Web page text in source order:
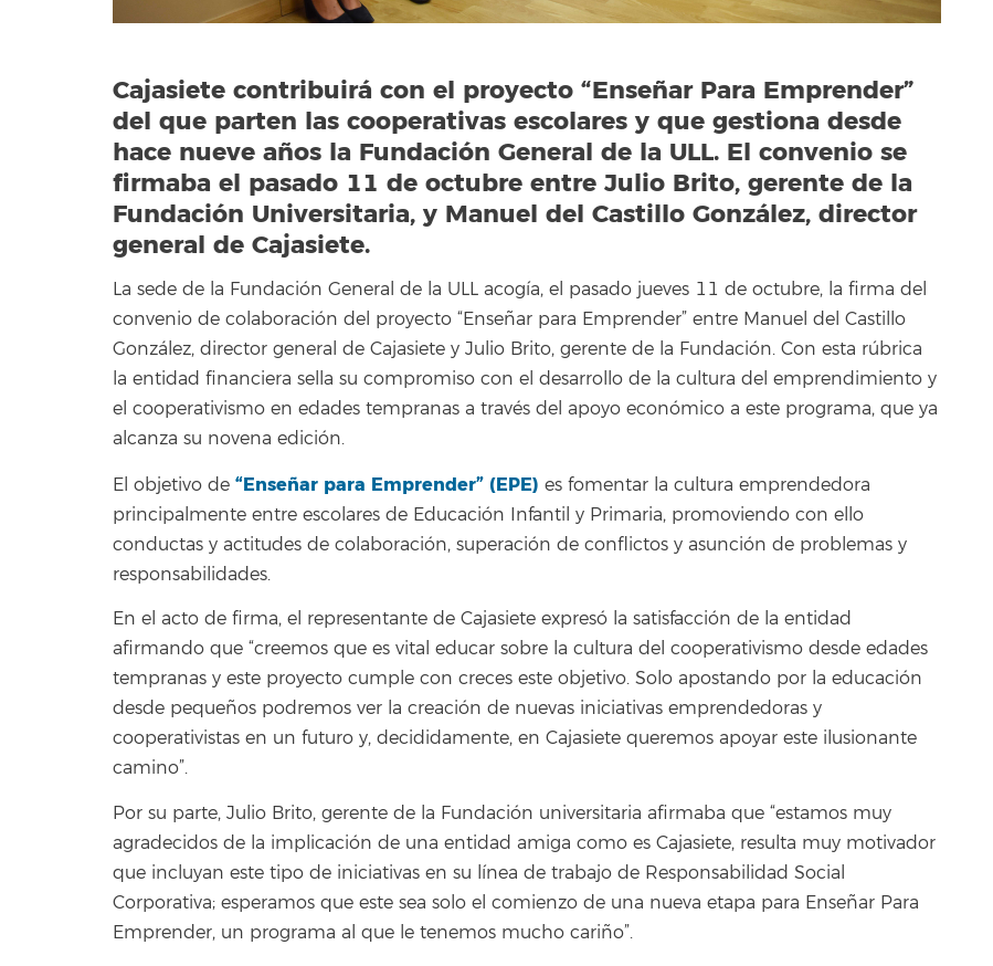
Cajasiete contribuirá con el proyecto “Enseñar Para Emprender”
del que parten las cooperativas escolares y que gestiona desde
hace nueve años la Fundación General de la ULL. El convenio se
firmaba el pasado 11 de octubre entre Julio Brito, gerente de la
Fundación Universitaria, y Manuel del Castillo González, director
general de Cajasiete.
La sede de la Fundación General de la ULL acogía, el pasado jueves 11 de octubre, la firma del
convenio de colaboración del proyecto “Enseñar para Emprender” entre Manuel del Castillo
González, director general de Cajasiete y Julio Brito, gerente de la Fundación. Con esta rúbrica
la entidad financiera sella su compromiso con el desarrollo de la cultura del emprendimiento y
el cooperativismo en edades tempranas a través del apoyo económico a este programa, que ya
alcanza su novena edición.
El objetivo de “Enseñar para Emprender” (EPE) es fomentar la cultura emprendedora
principalmente entre escolares de Educación Infantil y Primaria, promoviendo con ello
conductas y actitudes de colaboración, superación de conflictos y asunción de problemas y
responsabilidades.
En el acto de firma, el representante de Cajasiete expresó la satisfacción de la entidad
afirmando que “creemos que es vital educar sobre la cultura del cooperativismo desde edades
tempranas y este proyecto cumple con creces este objetivo. Solo apostando por la educación
desde pequeños podremos ver la creación de nuevas iniciativas emprendedoras y
cooperativistas en un futuro y, decididamente, en Cajasiete queremos apoyar este ilusionante
camino”.
Por su parte, Julio Brito, gerente de la Fundación universitaria afirmaba que “estamos muy
agradecidos de la implicación de una entidad amiga como es Cajasiete, resulta muy motivador
que incluyan este tipo de iniciativas en su línea de trabajo de Responsabilidad Social
Corporativa; esperamos que este sea solo el comienzo de una nueva etapa para Enseñar Para
Emprender, un programa al que le tenemos mucho cariño”.